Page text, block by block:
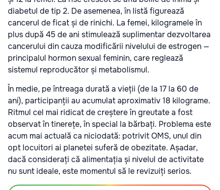
diabetul de tip 2. De asemenea, în listă figurează
cancerul de ficat și de rinichi. La femei, kilogramele în
plus după 45 de ani stimulează suplimentar dezvoltarea
cancerului din cauza modificării nivelului de estrogen —
principalul hormon sexual feminin, care reglează
sistemul reproducător și metabolismul.
În medie, pe întreaga durată a vieții (de la 17 la 60 de
ani), participanții au acumulat aproximativ 18 kilograme.
Ritmul cel mai ridicat de creștere în greutate a fost
observat în tinerețe, în special la bărbați. Problema este
acum mai actuală ca niciodată: potrivit OMS, unul din
opt locuitori ai planetei suferă de obezitate. Așadar,
dacă considerați că alimentația și nivelul de activitate
nu sunt ideale, este momentul să le revizuiți serios.